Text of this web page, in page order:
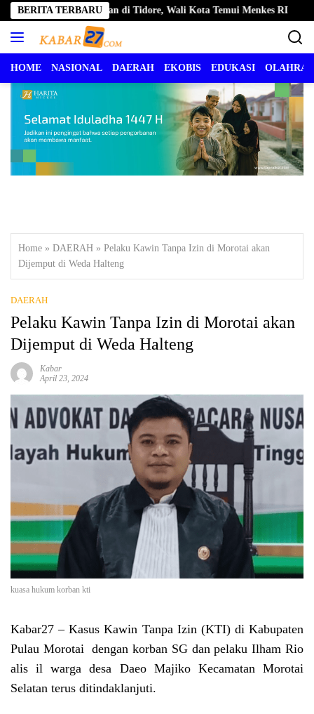
Langsung
ke
konten
BERITA TERBARU
Kesehatan di Tidore, Wali Kota Temui Menkes RI
HOME NASIONAL DAERAH EKOBIS EDUKASI
Home » DAERAH » Pelaku Kawin Tanpa Izin di Morotai akan
Dijemput di Weda Halteng
DAERAH
Pelaku Kawin Tanpa Izin di Morotai akan
Dijemput di Weda Halteng
Kabar
April 23, 2024
kuasa hukum korban kti
Kabar27 – Kasus Kawin Tanpa Izin (KTI) di Kabupaten
Pulau Morotai dengan korban SG dan pelaku Ilham Rio
alis il warga desa Daeo Majiko Kecamatan Morotai
Selatan terus ditindaklanjuti.